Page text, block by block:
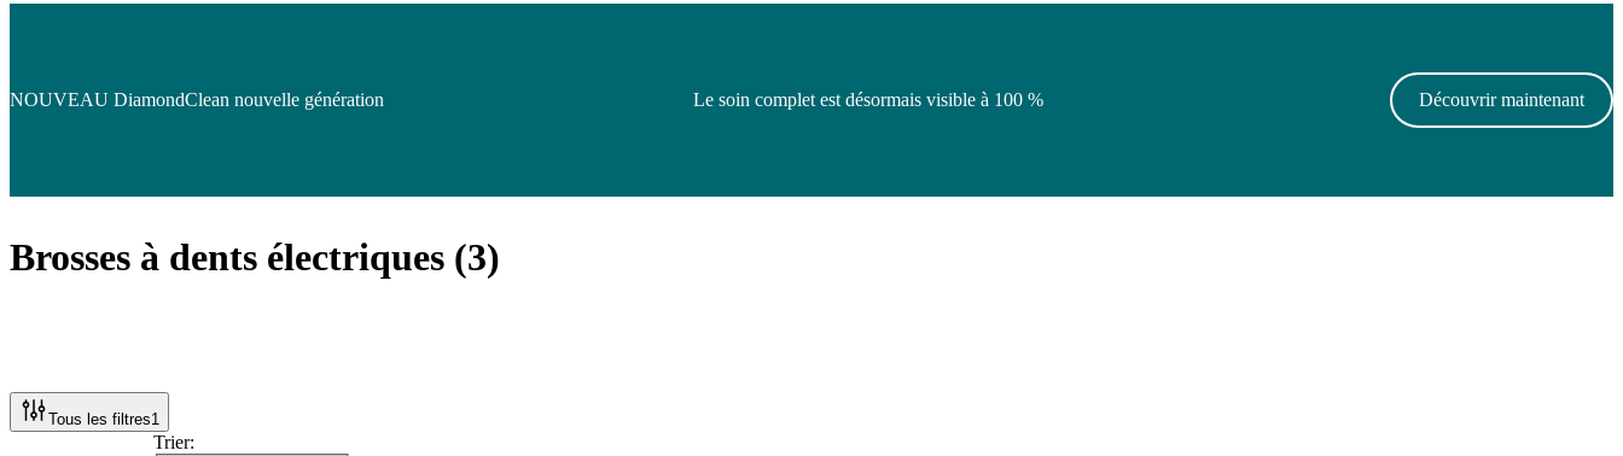
NOUVEAU DiamondClean nouvelle génération Le soin complet est désormais visible à 100 % Découvrir maintenant
Brosses à dents électriques (3)
Tous les filtres1
Trier: